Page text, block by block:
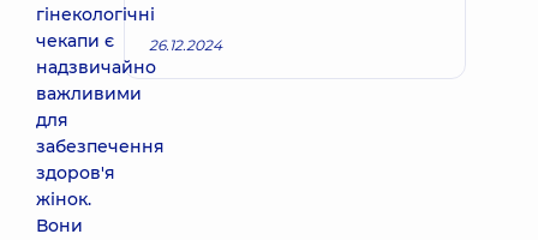
гінекологічні
чекапи є
надзвичайно
важливими
для
забезпечення
здоров'я
жінок.
Вони
26.12.2024